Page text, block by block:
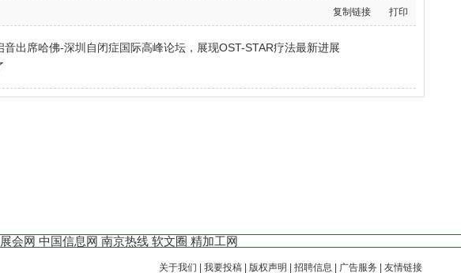
复制链接 打印
音出席哈佛-深圳自闭症国际高峰论坛，展现OST-STAR疗法最新进展
会网 中国信息网 南京热线 软文圈 精加工网
关于我们 我要投稿| 版权声明 招聘信息 广告服务 友情链接